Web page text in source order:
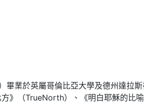
畢業於英屬哥倫比亞大學及德州達拉
》（TrueNorth）、《明白耶穌的比